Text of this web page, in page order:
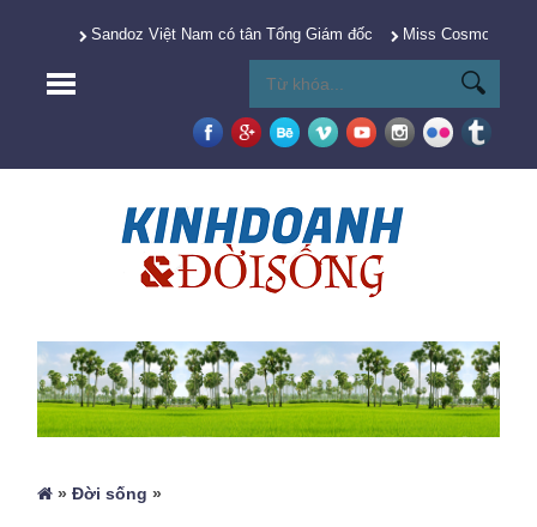
Sandoz Việt Nam có tân Tổng Giám đốc Miss Cosmo 2025
»Đời sống »